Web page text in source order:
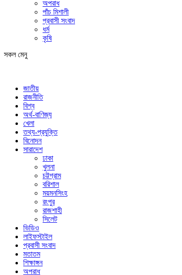
অপরাধ
পাঁচ মিশালী
প্রবাসী সংবাদ
ধর্ম
কৃষি
সকল মেনু
জাতীয়
রাজনীতি
বিশ্ব
অর্থ-বাণিজ্য
খেলা
তথ্য-প্রযুক্তি
বিনোদন
সারাদেশ
ঢাকা
খুলনা
চট্টগ্রাম
বরিশাল
ময়মনসিংহ
রংপুর
রাজশাহী
সিলেট
ভিডিও
লাইফস্টাইল
প্রবাসী সংবাদ
মতাতম
শিক্ষাঙ্গন
অপরাধ